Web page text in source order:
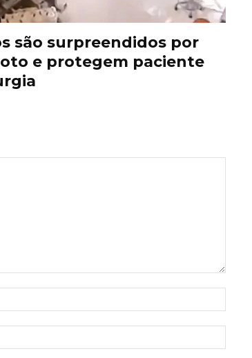
são surpreendidos por
e protegem paciente
mail:*